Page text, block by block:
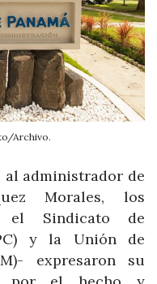
Archivo.
administrador de
Morales, los
el Sindicato de
y la Unión de
expresaron su